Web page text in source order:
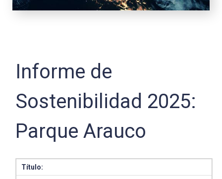
Informe de
Sostenibilidad 2025:
Parque Arauco
Título: